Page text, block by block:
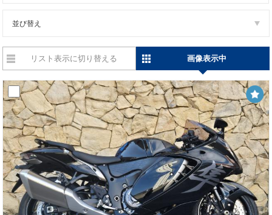
並び替え
リスト表示に切り替える 画像表示中